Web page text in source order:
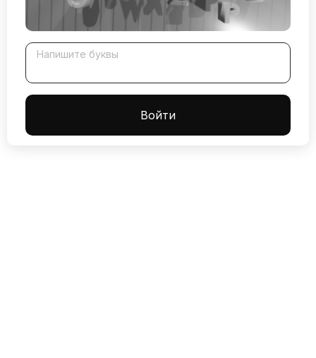
Напишите буквы
Boйти